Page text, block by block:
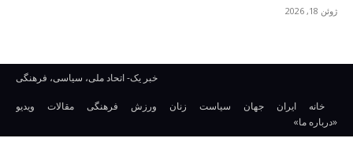
ژوئن 18, 2026
خبر یک- اتحاد ملی، سیاسی، فرهنگی
خانه ایران جهان سیاست زنان ورزش فرهنگی مقالات
ویدیو
«درباره ما»